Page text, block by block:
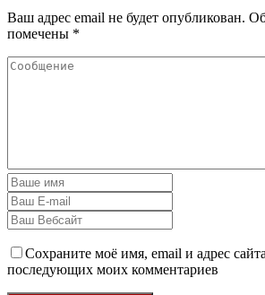
Ваш адрес email не будет опубликован.
помечены *
Сохраните моё имя, email и адрес
последующих моих комментариев